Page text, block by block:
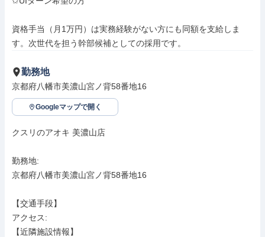
資格手当（月1万円）は実務経験がない方にも同額を支給しま
す。次世代を担う幹部候補としての採用です。
勤務地
京都府八幡市美濃山宮ノ背58番地16
Googleマップで開く
クスリのアオキ 美濃山店
勤務地:
京都府八幡市美濃山宮ノ背58番地16
【交通手段】
アクセス:
【近隣施設情報】